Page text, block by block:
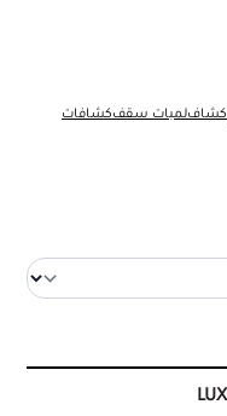
كشافلمبات سقفكشافات